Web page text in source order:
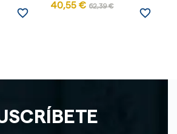
favorite_border
40,55 € 62,39 €
favorite_border